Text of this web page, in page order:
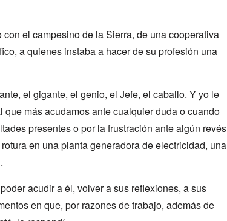
el campesino de la Sierra, de una cooperativa
a quienes instaba a hacer de su profesión una
el gigante, el genio, el Jefe, el caballo. Y yo le
más acudamos ante cualquier duda o cuando
presentes o por la frustración ante algún revés
en una planta generadora de electricidad, una
acudir a él, volver a sus reflexiones, a sus
en que, por razones de trabajo, además de